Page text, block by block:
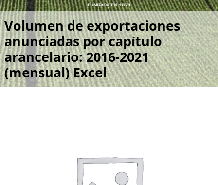
Volumen de exportaciones
anunciadas por capítulo
arancelario: 2016-2021
(mensual) Excel